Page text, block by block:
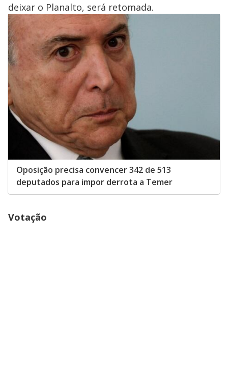
deixar o Planalto, será retomada.
Oposição precisa convencer 342 de 513
deputados para impor derrota a Temer
Votação